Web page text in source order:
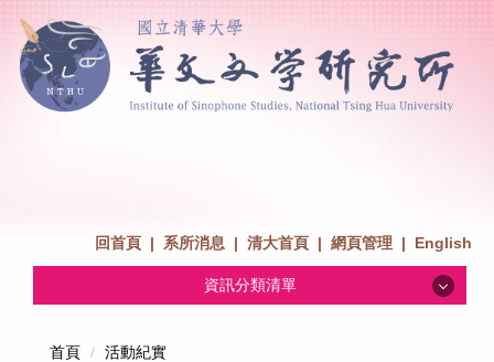
回首頁 | 系所消息 | 清大首頁 | 網頁管理 | English
資訊分類清單
系所消息
首頁 活動紀實